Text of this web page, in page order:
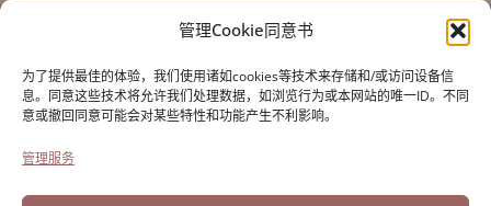
管理Cookie同意书
为了提供最佳的体验，我们使用诸如cookies等技术来存储和/或访问设备信
息。同意这些技术将允许我们处理数据，如浏览行为或本网站的唯一ID。不同
意或撤回同意可能会对某些特性和功能产生不利影响。
管理服务
保罗-克雷西基金会用于意大利移民的历史
Cortile Carrara, 1 - 55100 Lucca
电话0583 417483/4；传真0583 417770
无障碍设施